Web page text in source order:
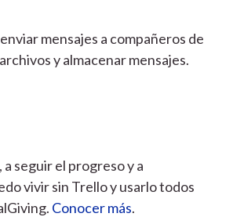
mensajes a compañeros de
y almacenar mensajes.
seguir el progreso y a
vivir sin Trello y usarlo todos
Conocer más.